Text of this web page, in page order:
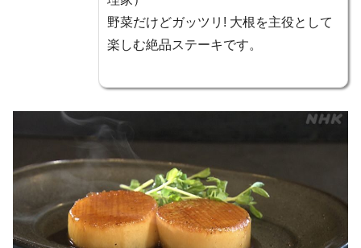
野菜だけどガッツリ! 大根を主役として
楽しむ絶品ステーキです。